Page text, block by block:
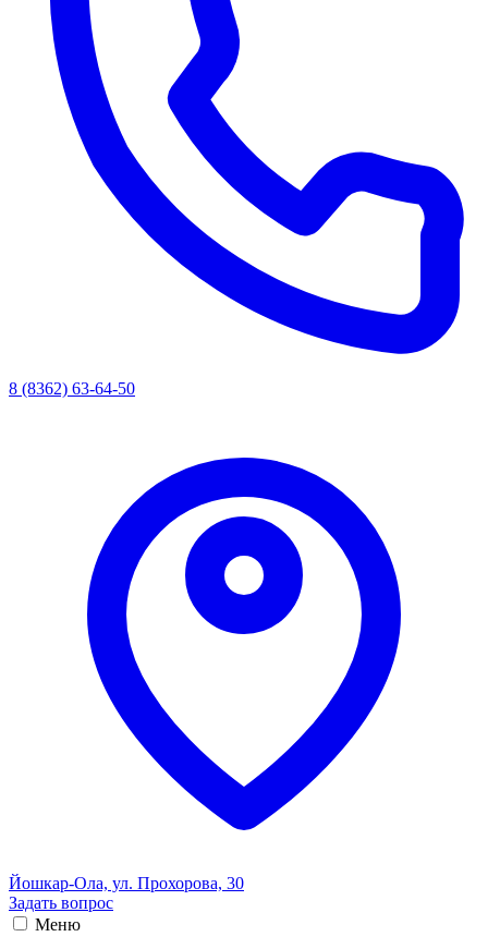
8 (8362) 63-64-50
Йошкар-Ола, ул. Прохорова, 30
Задать вопрос
Меню